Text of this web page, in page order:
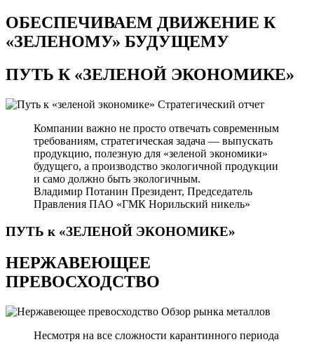
ОБЕСПЕЧИВАЕМ ДВИЖЕНИЕ К
«ЗЕЛЕНОМУ» БУДУЩЕМУ
ПУТЬ К«ЗЕЛЕНОЙ ЭКОНОМИКЕ»
Стратегический отчет
Компании важно не просто отвечать современным
требованиям, стратегическая задача — выпускать
продукцию, полезную для «зеленой экономики»
будущего, а производство экологичной продукции
и само должно быть экологичным.
Владимир Потанин Президент, Председатель
Правления ПАО «ГМК Норильский никель»
ПУТЬ к «ЗЕЛЕНОЙ ЭКОНОМИКЕ»
НЕРЖАВЕЮЩЕЕ
ПРЕВОСХОДСТВО
Обзор рынка металлов
Несмотря на все сложности карантинного периода